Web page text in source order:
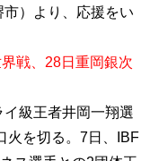
）より、応援をい
戦、28日重岡銀次
級王者井岡一翔選
火を切る。7日、IBF